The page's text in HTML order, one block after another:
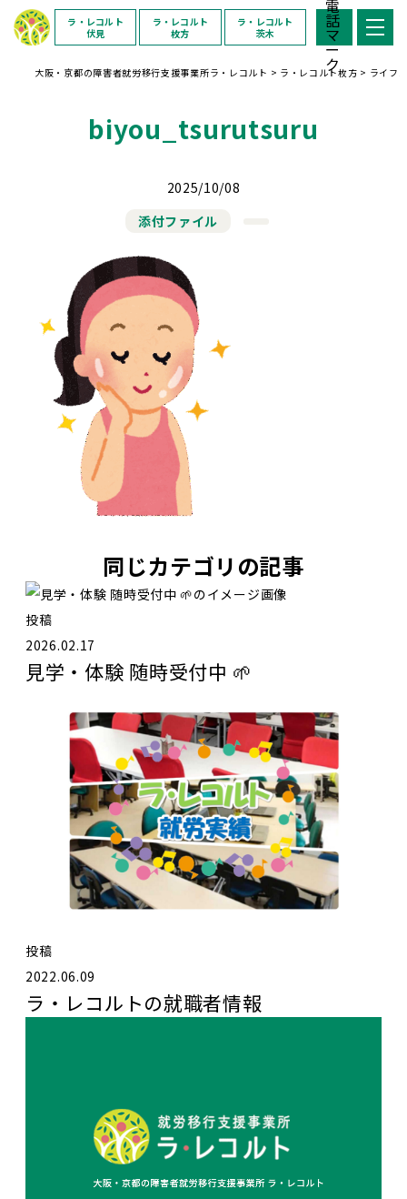
ラ・レコルト
伏見
ラ・レコルト
枚方
ラ・レコルト
茨木
大阪・京都の障害者就労移行支援事業所ラ・レコルト > ラ・レコルト枚方 > ライフ
biyou_tsurutsuru
2025/10/08
添付ファイル
同じカテゴリの記事
投稿
2026.02.17
見学・体験 随時受付中 🌱
投稿
2022.06.09
ラ・レコルトの就職者情報